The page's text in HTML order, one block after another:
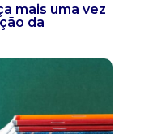
mais uma vez
da